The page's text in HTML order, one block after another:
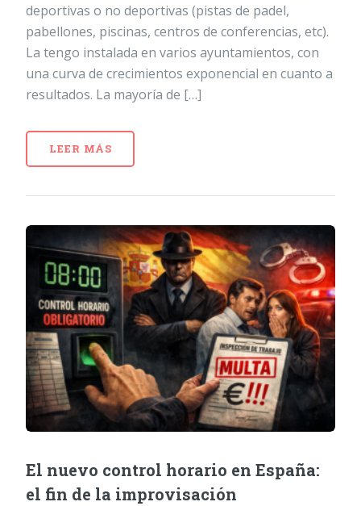
deportivas o no deportivas (pistas de padel,
pabellones, piscinas, centros de conferencias, etc).
La tengo instalada en varios ayuntamientos, con
una curva de crecimientos exponencial en cuanto a
resultados. La mayoría de […]
LEER MÁS
El nuevo control horario en España:
el fin de la improvisación